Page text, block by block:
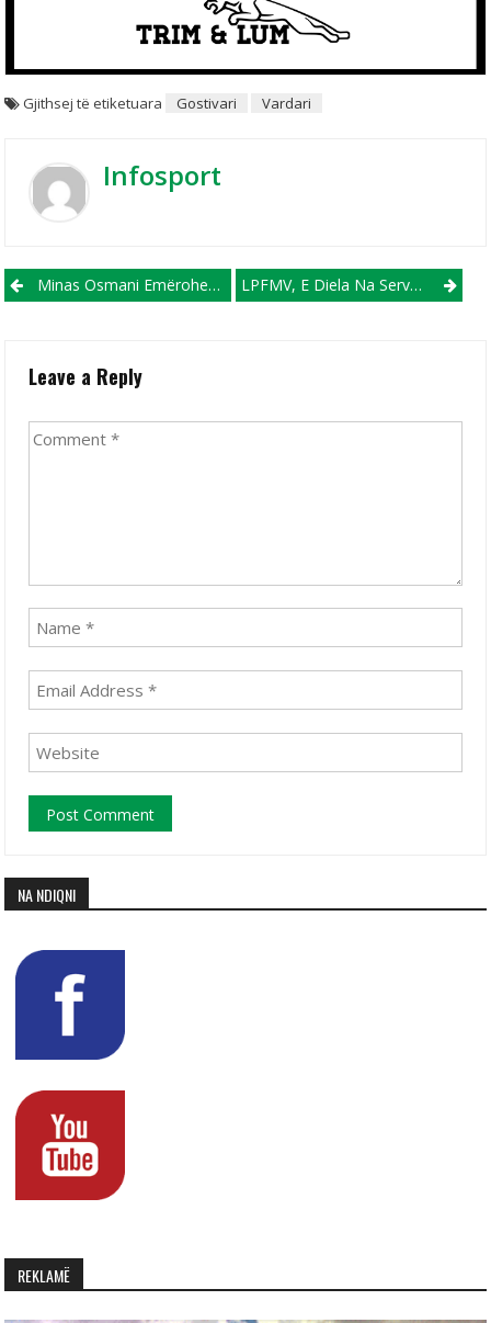
Gjithsej të etiketuara Gostivari Vardari
Infosport
Post navigation
Minas Osmani Emërohet “Team Manager” Te FC Shkupi LPFMV, E Diela Na Servon Përballje Mjaft Interesante
Leave a Reply
NA NDIQNI
REKLAMË